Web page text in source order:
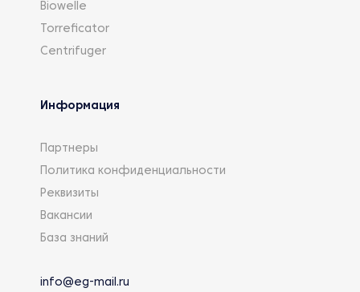
Biowelle
Torreficator
Centrifuger
Информация
Партнеры
Политика конфиденциальности
Реквизиты
Вакансии
База знаний
info@eg-mail.ru